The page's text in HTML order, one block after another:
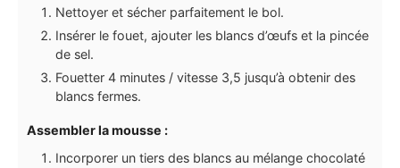
Nettoyer et sécher parfaitement le bol.
Insérer le fouet, ajouter les blancs d’œufs et la pincée
de sel.
Fouetter 4 minutes / vitesse 3,5 jusqu’à obtenir des
blancs fermes.
Assembler la mousse :
Incorporer un tiers des blancs au mélange chocolaté